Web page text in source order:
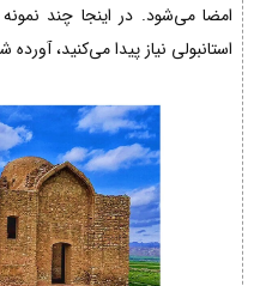
امضا می‌شود. در اینجا چند
استانبولی نیاز پیدا می‌کنید،